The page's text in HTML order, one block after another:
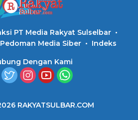
PT Media Rakyat Sulselbar
Pedoman Media Siber Indeks
Dengan Kami
RAKYATSULBAR.COM